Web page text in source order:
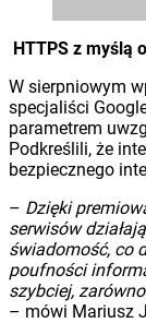
HTTPS z myślą
W sierpniowym
specjaliści
parametrem
Podkreślili, że
bezpiecznego
– Dzięki
serwisów
świadomość, co
poufności
szybciej,
– mówi Mariusz